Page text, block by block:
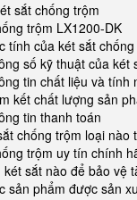
sắt chống trộm
trộm LX1200-DK
tính của két sắt
số kỹ thuật của két
tin chất liệu và tính
kết chất lượng sản
tin thanh toán
chống trộm loại nào
trộm uy tín chính
két sắt nào để bảo vệ
sản phẩm được sản